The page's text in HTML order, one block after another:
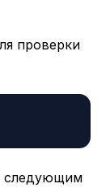
проверки
следующим